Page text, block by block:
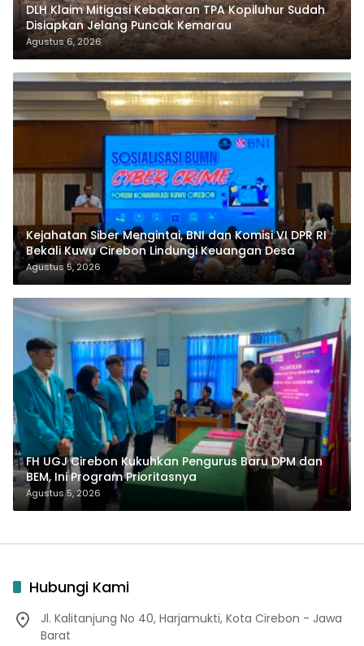
DLH Klaim Mitigasi Kebakaran TPA Kopiluhur Sudah
Disiapkan Jelang Puncak Kemarau
Agustus 6, 2026
Kejahatan Siber Mengintai, BNI dan Komisi VI DPR RI
Bekali Kuwu Cirebon Lindungi Keuangan Desa
Agustus 5, 2026
FH UGJ Cirebon Kukuhkan Pengurus Baru DPM dan
BEM, Ini Program Prioritasnya
Agustus 5, 2026
Hubungi Kami
Jl. Kalitanjung No 40, Harjamukti, Kota Cirebon - Jawa
Barat